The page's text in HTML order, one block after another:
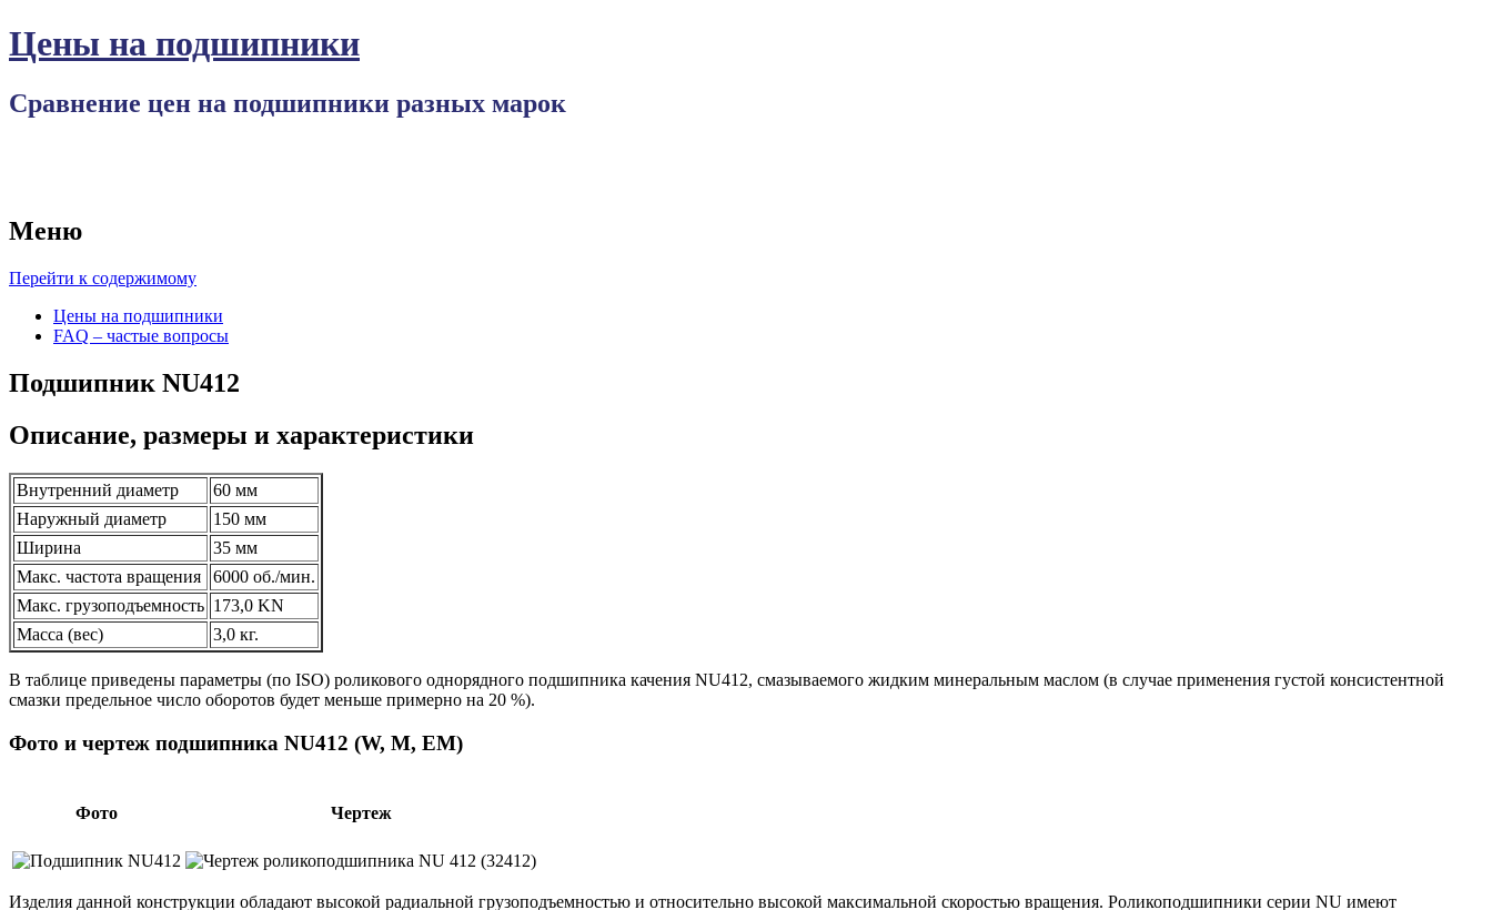
Цены на подшипники
Сравнение цен на подшипники разных марок
Меню
Перейти к содержимому
Цены на подшипники
FAQ – частые вопросы
Подшипник NU412
Описание, размеры и характеристики
Внутренний диаметр
60 мм
Наружный диаметр
150 мм
Ширина
35 мм
Макс. частота вращения
6000 об./мин.
Макс. грузоподъемность 173,0 KN
Масса (вес)
3,0 кг.
В таблице приведены параметры (по ISO) роликового однорядного подшипника качения NU412, смазываемого жидким минеральным маслом (в случае применения густой консистентной
смазки предельное число оборотов будет меньше примерно на 20 %).
Фото и чертеж подшипника NU412 (W, M, EM)
Фото Чертеж
Изделия данной конструкции обладают высокой радиальной грузоподъемностью и относительно высокой максимальной скоростью вращения. Роликоподшипники серии NU имеют